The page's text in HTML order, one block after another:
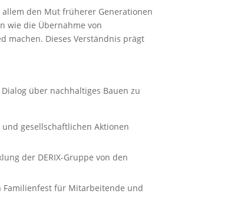
den Mut früherer Generationen
wie die Übernahme von
machen. Dieses Verständnis prägt
über nachhaltiges Bauen zu
und gesellschaftlichen Aktionen
der DERIX-Gruppe von den
Familienfest für Mitarbeitende und